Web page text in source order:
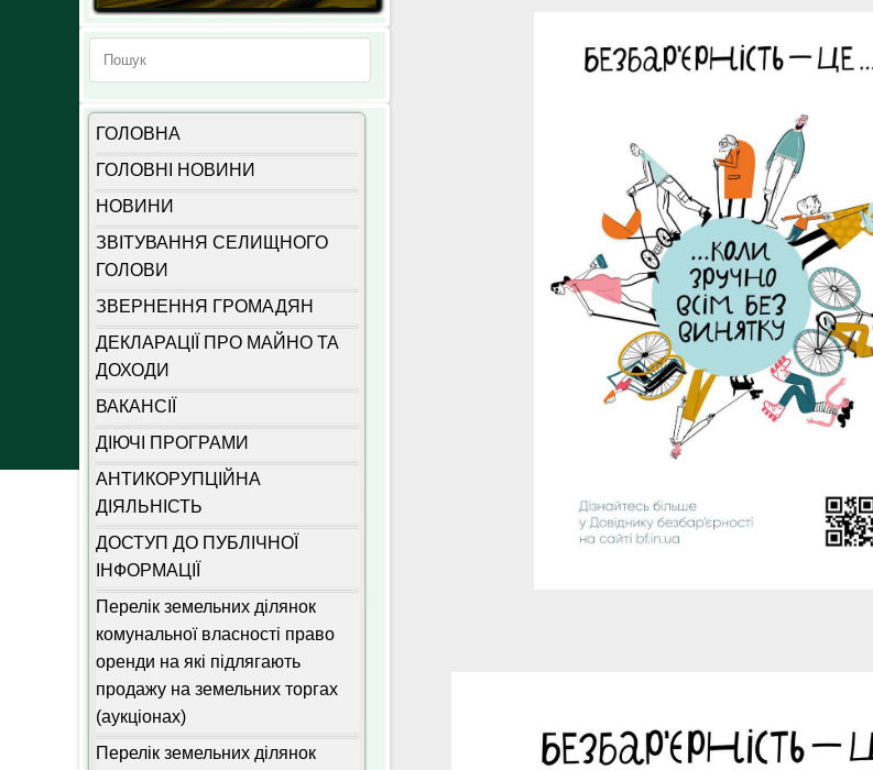
ГОЛОВНА
ГОЛОВНІ НОВИНИ
НОВИНИ
ЗВІТУВАННЯ СЕЛИЩНОГО
ГОЛОВИ
ЗВЕРНЕННЯ ГРОМАДЯН
ДЕКЛАРАЦІЇ ПРО МАЙНО ТА
ДОХОДИ
ВАКАНСІЇ
ДІЮЧІ ПРОГРАМИ
АНТИКОРУПЦІЙНА
ДІЯЛЬНІСТЬ
ДОСТУП ДО ПУБЛІЧНОЇ
ІНФОРМАЦІЇ
Перелік земельних ділянок
комунальної власності право
оренди на які підлягають
продажу на земельних торгах
(аукціонах)
Перелік земельних ділянок